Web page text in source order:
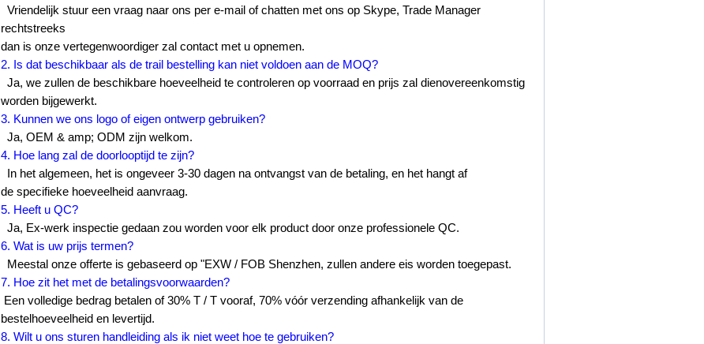
Vriendelijk stuur een vraag naar ons per e-mail of chatten met ons op Skype, Trade Manager
rechtstreeks
dan is onze vertegenwoordiger zal contact met u opnemen.
2. Is dat beschikbaar als de trail bestelling kan niet voldoen aan de MOQ?
Ja, we zullen de beschikbare hoeveelheid te controleren op voorraad en prijs zal dienovereenkomstig
worden bijgewerkt.
3. Kunnen we ons logo of eigen ontwerp gebruiken?
Ja, OEM & amp; ODM zijn welkom.
4. Hoe lang zal de doorlooptijd te zijn?
In het algemeen, het is ongeveer 3-30 dagen na ontvangst van de betaling, en het hangt af
de specifieke hoeveelheid aanvraag.
5. Heeft u QC?
Ja, Ex-werk inspectie gedaan zou worden voor elk product door onze professionele QC.
6. Wat is uw prijs termen?
Meestal onze offerte is gebaseerd op "EXW / FOB Shenzhen, zullen andere eis worden toegepast.
7. Hoe zit het met de betalingsvoorwaarden?
Een volledige bedrag betalen of 30% T / T vooraf, 70% vóór verzending afhankelijk van de
bestelhoeveelheid en levertijd.
8. Wilt u ons sturen handleiding als ik niet weet hoe te gebruiken?